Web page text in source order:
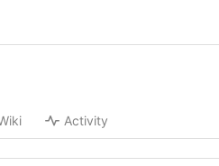
Activity